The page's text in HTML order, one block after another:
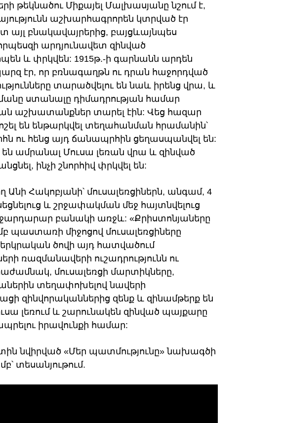
թեկնածու Միքայել Մալխասյանը նշում է,
աշխարհագրորեն կտրված էր
բնակավայրերից, բայցևայնպես
արդյունավետ զինված
և փրկվեն: 1915թ.-ի գարնանն արդեն
էր, որ բռնագաղթն ու դրան հաջորդված
տարածվելու են նաև իրենց վրա, և
ստանալը դիմադրության համար
աշխատանքներ տարել էին: Վեց հազար
են ենթարկվել տեղահանման հրամանին՝
ու հենց այդ ճանապրհին ցեղասպանվել են:
ամրանալ Մուսա լեռան վրա և զինված
ինչի շնորհիվ փրկվել են:
Հակոբյանի՝ մուսալեռցիներն, անգամ, 4
և շրջափակման մեջ հայտնվելուց
ջարդարար բանակի առջև: «Քրիստոնյաները
պաստառի միջոցով մուսալեռցիները
ծովի այդ հատվածում
ռազմանավերի ուշադրությունն ու
մուսալեռցի մարտիկները,
տեղափոխելով նավերի
զինվորականներից զենք և զինամթերք են
լեռում և շարունակեն զինված պայքարը
իրավունքի համար:
նվիրված «Մեր պատմությունը» նախագծի
տեսանյութում.